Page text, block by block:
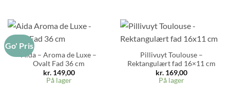
Go' Pris
Aida – Aroma de Luxe –
Ovalt Fad 36 cm
kr.149,00
På lager
Pillivuyt Toulouse –
Rektangulært fad 16×11 cm
kr.169,00
På lager